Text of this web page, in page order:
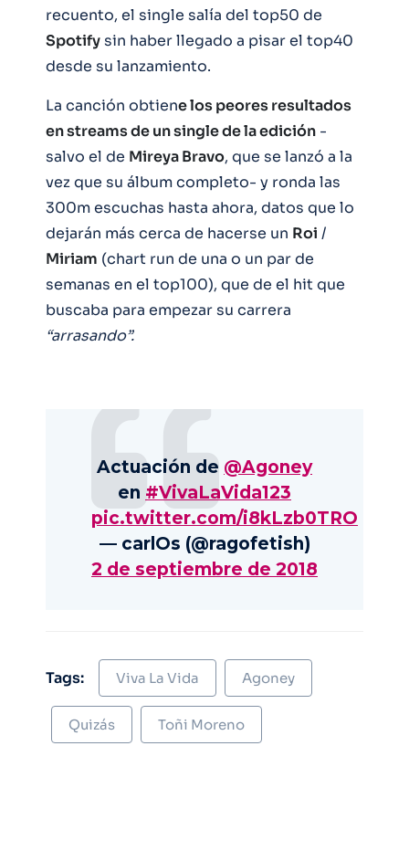
recuento, el single salía del top50 de
Spotifysin haber llegado a pisar el top40
desde su lanzamiento.
La canción obtiene los peores resultados
en streams de un single de la edición -
salvo el de Mireya Bravo, que se lanzó a la
vez que su álbum completo- y ronda las
300m escuchas hasta ahora, datos que lo
dejarán más cerca de hacerse un Roi /
Miriam (chart run de una o un par de
semanas en el top100), que de el hit que
buscaba para empezar su carrera
“arrasando”.
Actuación de @Agoney
en #VivaLaVida123
pic.twitter.com/i8kLzb0TRO
— carlOs (@ragofetish)
2 de septiembre de 2018
Tags: Viva La Vida Agoney
Quizás Toñi Moreno